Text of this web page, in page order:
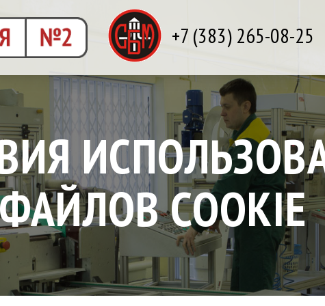
+7 (383) 265-08-25
ФАЙЛОВ COOKIE